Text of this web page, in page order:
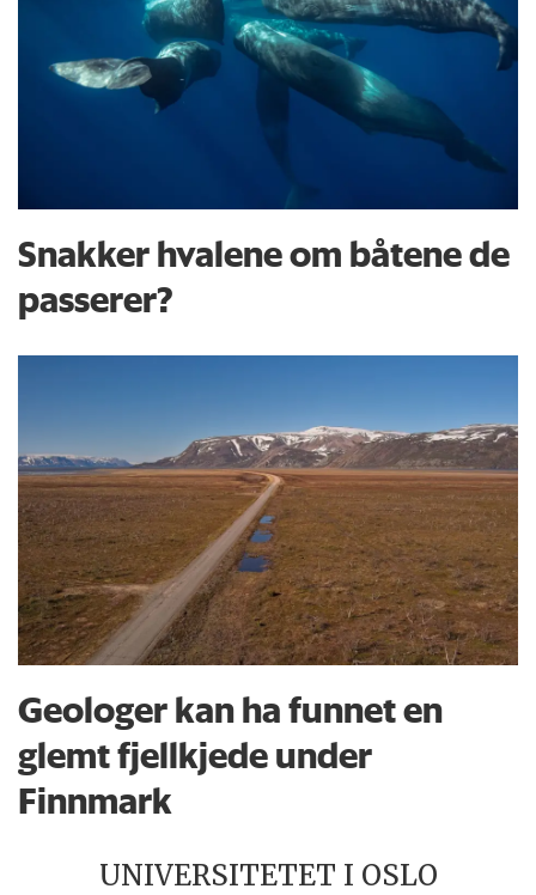
Snakker hvalene om båtene de
passerer?
Geologer kan ha funnet en
glemt fjellkjede under
Finnmark
UNIVERSITETET I OSLO